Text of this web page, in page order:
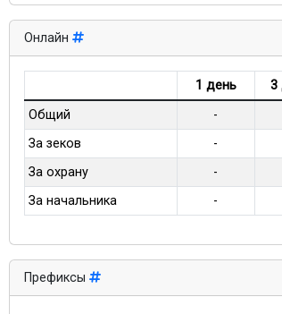
Онлайн
1 день 3
Общий
-
За зеков
-
За охрану
-
За начальника
-
Префиксы